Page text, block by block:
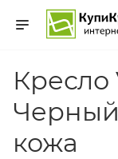
Кресло
кожа